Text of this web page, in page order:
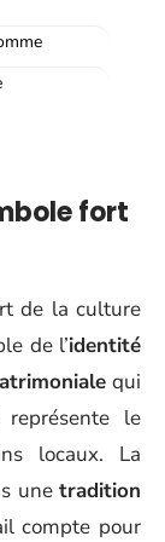
fort
de la culture
de l’identité
qui
le
locaux. La
une tradition
compte pour